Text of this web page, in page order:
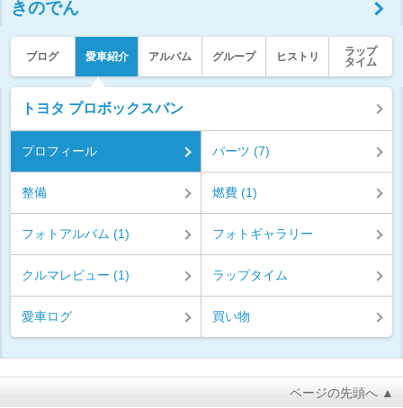
きのでん
ブログ 愛車紹介 アルバム グループ ヒストリ
ラップ
タイム
トヨタ プロボックスバン
プロフィール パーツ (7)
整備 燃費 (1)
フォトアルバム (1) フォトギャラリー
クルマレビュー (1) ラップタイム
愛車ログ 買い物
ページの先頭へ ▲